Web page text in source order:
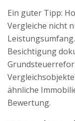
Ein guter Tipp:
Vergleiche nicht
Besichtigung
ähnliche
Bewertung.